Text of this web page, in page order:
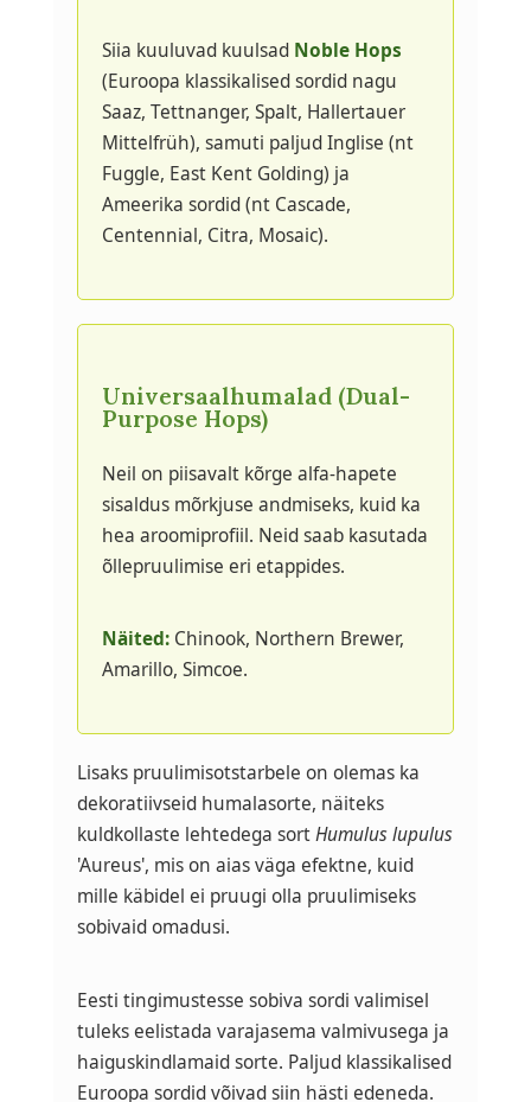
Siia kuuluvad kuulsad Noble Hops
(Euroopa klassikalised sordid nagu
Saaz, Tettnanger, Spalt, Hallertauer
Mittelfrüh), samuti paljud Inglise (nt
Fuggle, East Kent Golding) ja
Ameerika sordid (nt Cascade,
Centennial, Citra, Mosaic).
Universaalhumalad (Dual-
Purpose Hops)
Neil on piisavalt kõrge alfa-hapete
sisaldus mõrkjuse andmiseks, kuid ka
hea aroomiprofiil. Neid saab kasutada
õllepruulimise eri etappides.
Näited:Chinook, Northern Brewer,
Amarillo, Simcoe.
Lisaks pruulimisotstarbele on olemas ka
dekoratiivseid humalasorte, näiteks
kuldkollaste lehtedega sortHumulus lupulus
'Aureus', mis on aias väga efektne, kuid
mille käbidel ei pruugi olla pruulimiseks
sobivaid omadusi.
Eesti tingimustesse sobiva sordi valimisel
tuleks eelistada varajasema valmivusega ja
haiguskindlamaid sorte. Paljud klassikalised
Euroopa sordid võivad siin hästi edeneda.